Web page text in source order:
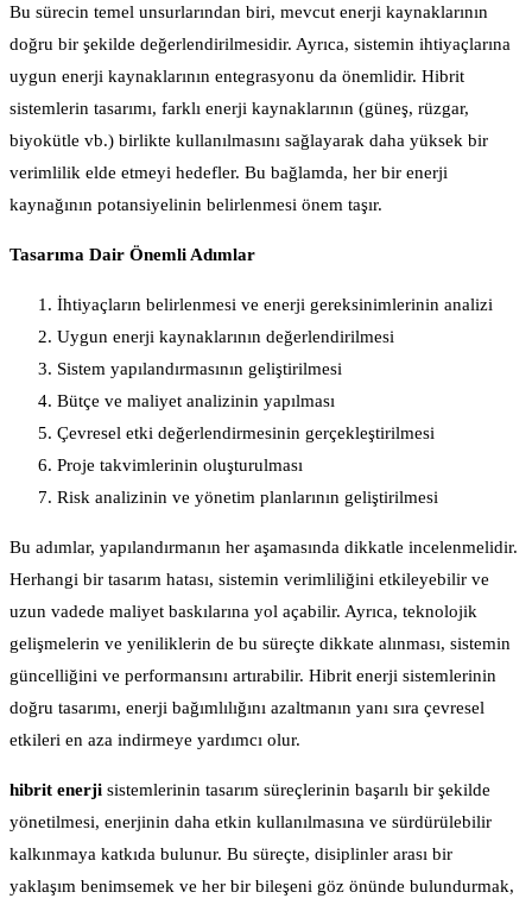
Bu sürecin temel unsurlarından biri, mevcut enerji kaynaklarının
doğru bir şekilde değerlendirilmesidir. Ayrıca, sistemin ihtiyaçlarına
uygun enerji kaynaklarının entegrasyonu da önemlidir. Hibrit
sistemlerin tasarımı, farklı enerji kaynaklarının (güneş, rüzgar,
biyokütle vb.) birlikte kullanılmasını sağlayarak daha yüksek bir
verimlilik elde etmeyi hedefler. Bu bağlamda, her bir enerji
kaynağının potansiyelinin belirlenmesi önem taşır.
Tasarıma Dair Önemli Adımlar
İhtiyaçların belirlenmesi ve enerji gereksinimlerinin analizi
Uygun enerji kaynaklarının değerlendirilmesi
Sistem yapılandırmasının geliştirilmesi
Bütçe ve maliyet analizinin yapılması
Çevresel etki değerlendirmesinin gerçekleştirilmesi
Proje takvimlerinin oluşturulması
Risk analizinin ve yönetim planlarının geliştirilmesi
Bu adımlar, yapılandırmanın her aşamasında dikkatle incelenmelidir.
Herhangi bir tasarım hatası, sistemin verimliliğini etkileyebilir ve
uzun vadede maliyet baskılarına yol açabilir. Ayrıca, teknolojik
gelişmelerin ve yeniliklerin de bu süreçte dikkate alınması, sistemin
güncelliğini ve performansını artırabilir. Hibrit enerji sistemlerinin
doğru tasarımı, enerji bağımlılığını azaltmanın yanı sıra çevresel
etkileri en aza indirmeye yardımcı olur.
hibrit enerji sistemlerinin tasarım süreçlerinin başarılı bir şekilde
yönetilmesi, enerjinin daha etkin kullanılmasına ve sürdürülebilir
kalkınmaya katkıda bulunur. Bu süreçte, disiplinler arası bir
yaklaşım benimsemek ve her bir bileşeni göz önünde bulundurmak,